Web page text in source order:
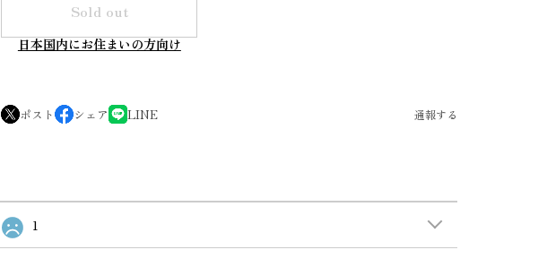
Sold out
日本国内にお住まいの方向け
ポスト シェア LINE 通報する
1